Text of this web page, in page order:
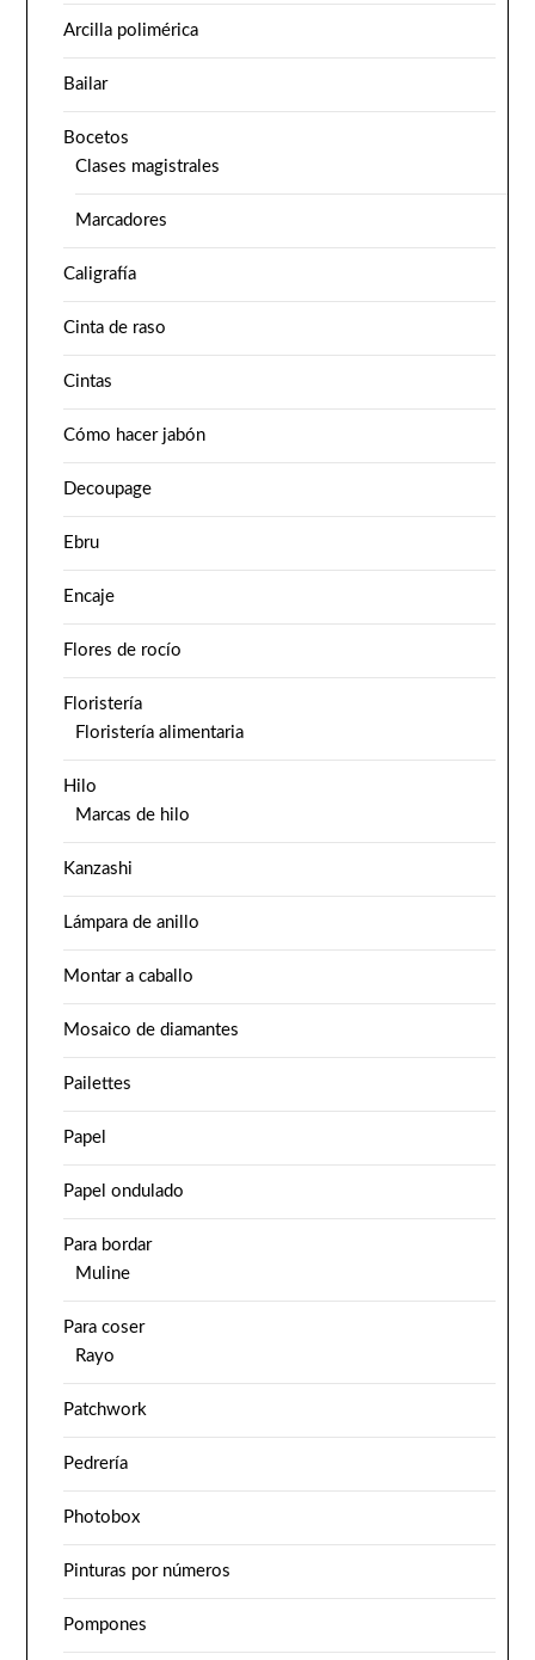
Arcilla polimérica
Bailar
Bocetos
Clases magistrales
Marcadores
Caligrafía
Cinta de raso
Cintas
Cómo hacer jabón
Decoupage
Ebru
Encaje
Flores de rocío
Floristería
Floristería alimentaria
Hilo
Marcas de hilo
Kanzashi
Lámpara de anillo
Montar a caballo
Mosaico de diamantes
Pailettes
Papel
Papel ondulado
Para bordar
Muline
Para coser
Rayo
Patchwork
Pedrería
Photobox
Pinturas por números
Pompones